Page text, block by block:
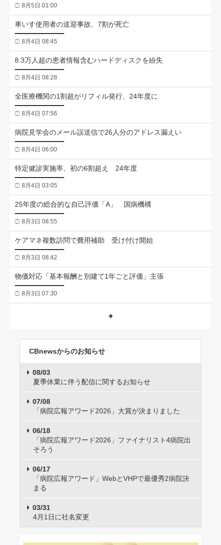
8月5日 01:00
車いす使用者の送迎事故、7割が死亡
8月4日 08:45
8.3万人超の患者情報含むハードディスクを紛失
8月4日 08:28
全医療機関の1割超がリフィル発行、24年度に
8月4日 07:56
病院見学会のメール誤送信で26人分のアドレス漏えい
8月4日 06:00
特定健診実施率、初の6割超え 24年度
8月4日 03:05
25年度の総合的な自己評価「A」 国病機構
8月3日 08:55
ケアマネ複数訪問で費用補助 受け付け開始
8月3日 08:42
物価対応「基本報酬と別建て1年ごと評価」主張
8月3日 07:30
CBnewsからのお知らせ
08/03
夏季休業に伴う配信に関するお知らせ
07/08
「病院広報アワード2026」大賞が決まりました
06/18
「病院広報アワード2026」ファイナリスト4病院出
そろう
06/17
「病院広報アワード」WebとVHPで最優秀2病院決
まる
03/31
4月1日に社名変更